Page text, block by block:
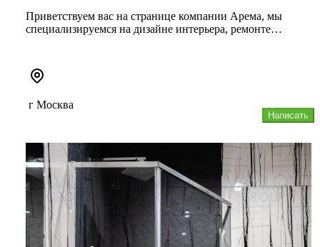
Приветствуем вас на странице компании Арема, мы
специализируемся на дизайне интерьера, ремонте
Написать
г Москва